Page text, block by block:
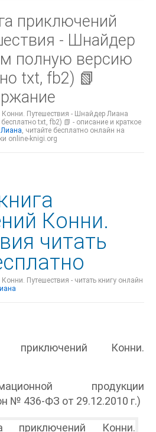
приключений
- Шнайдер
полную версию
txt, fb2) 📗
Путешествия - Шнайдер Лиана
txt, fb2) 📗 - описание и краткое
, читайте бесплатно онлайн на
online-knigi.org
Конни.
читать
Путешествия - читать книгу онлайн
приключений Конни.
продукции
№ 436-ФЗ от 29.12.2010 г.)